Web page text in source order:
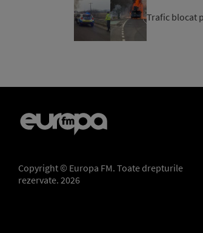
Trafic blocat
Copyright © Europa FM. Toate drepturile
rezervate. 2026